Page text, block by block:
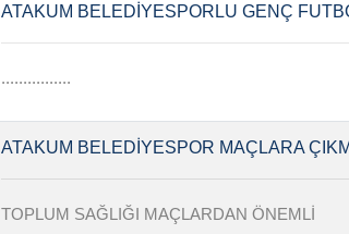
ATAKUM BELEDİYESPORLU GENÇ
................
ATAKUM BELEDİYESPOR MAÇLARA
TOPLUM SAĞLIĞI MAÇLARDAN ÖNEMLİ